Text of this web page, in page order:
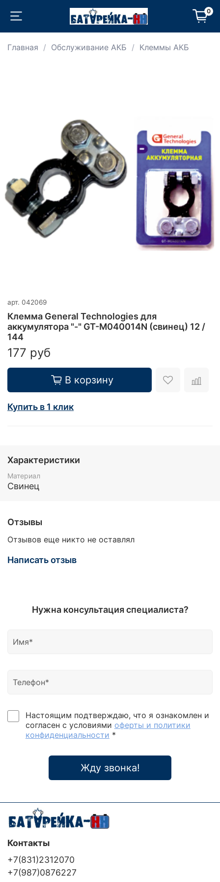
0
Главная Обслуживание АКБ Клеммы АКБ
арт. 042069
Клемма General Technologies для
аккумулятора "-" GT-M040014N (свинец) 12 /
144
177 руб
В корзину
Купить в 1 клик
Характеристики
Материал
Свинец
Отзывы
Отзывов еще никто не оставлял
Написать отзыв
Нужна консультация специалиста?
Настоящим подтверждаю, что я ознакомлен и
согласен с условиями оферты и политики
конфиденциальности *
Жду звонка!
Контакты
+7(831)2312070
+7(987)0876227